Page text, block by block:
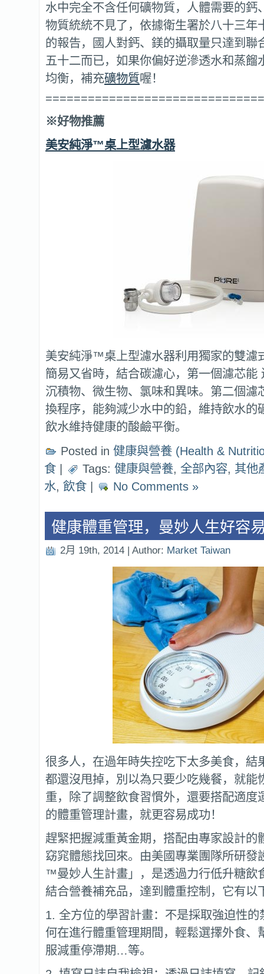
水中完全不含任何礦物質，人體需要的鈣
物質統統不見了，依據衛生署於八十三年
的報告，國人對鈣、鎂的攝取量只達到聯
五十二而已，如果你偏好逆滲透水和蒸餾
均衡，補充礦物質喔！
※好物推薦
美安純淨™桌上型濾水器
美安純淨™桌上型濾水器利用獨家的雙濾
簡易又省時，結合碳濾心，第一個濾芯能
沉積物、微生物、氯味和異味。第二個濾
換程序，能夠減少水中的鉛，維持飲水的
飲水維持健康的酸鹼平衡。
Posted in 健康與營養 (Health &
食 | Tags: 健康與營養, 全部內容, 其他
水, 飲食 | No Comments »
健康體重管理，曼妙人生好容
2月 19th, 2014 | Author: Market Taiwan
很多人，在過年時失控吃下太多美食，結
都還沒甩掉，別以為只要少吃幾餐，就能
重，除了調整飲食習慣外，還要搭配適度
的體重管理計畫，就更容易成功！
趕緊把握減重黃金期，搭配由專家設計的
窈窕體態找回來。由美國專業團隊所研發
™曼妙人生計畫」，是透過力行低升糖飲
結合營養補充品，達到體重控制，它有以
1. 全方位的學習計畫：不是採取強迫性的
何在進行體重管理期間，輕鬆選擇外食、
服減重停滯期…等。